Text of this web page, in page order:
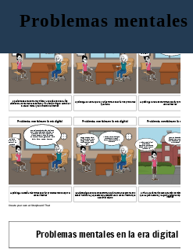
Problemas
Create your own at Storyboard That
Problemas mentales en la era digital Problemas mentales en la era digital Problemas mentales en la era digital
la paciente se encuentra muy triste ya que tiee mas de 2 años
asistiendo a consultas cada semana y no a tenido ningun cambio en
su salud mental y su consumo de internet
la psicologa le cuenta que hay varias formas de evitar los problemas
que tiene
La psicóloga le habla sobre formas de evitar problemas
uso del internet
La psicóloga le enseña más formas de evitar problemas mentales por el
uso del internet
la paciente sigue en duda con sus formas, quiere probarlas pero mas no
sabe si funcionara, ya que está tan acostumbrada al uso del internet que
le es difícil dejarlo
Al final la paciente hizo caso e practico los métodos de la
que la ayudo bastante y le ayudo a quitarle los problemas con el
internet
Puede intentar también haciendo
actividad física, para distraer su
mente con ejercicio y reducir el
tiempo de uso, o también puede
tener conexión con gente real para
así evitar el uso del internet
Quisiera
intentarlo,
pero y si no
funciona
No puedo prometer que
funcionara al 100%
pero nada pierdes con
intentarlo
Tengo que pensarlo,
quiero mejorar pero
tengo miedo que no
funcione y todo sea
igual
¿Como has estado
después de probar
los métods que te di?
mejoraste?
¡Mejore muchísimo!
Gracias por
apoyarme por tantos
años ahora vivo feliz
y tranquila
Problemas mentales en la era digital